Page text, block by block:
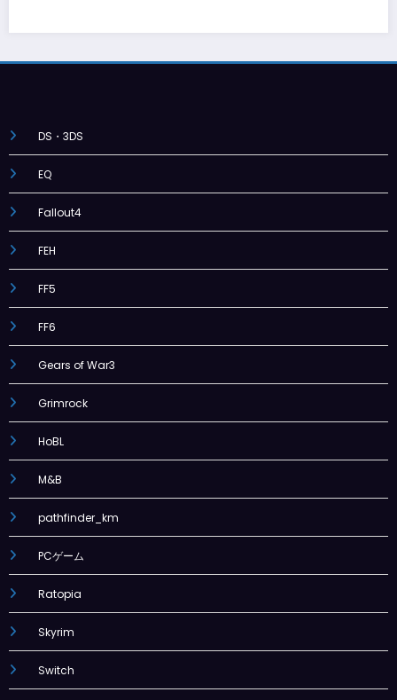
DS・3DS
EQ
Fallout4
FEH
FF5
FF6
Gears of War3
Grimrock
HoBL
M&B
pathfinder_km
PCゲーム
Ratopia
Skyrim
Switch